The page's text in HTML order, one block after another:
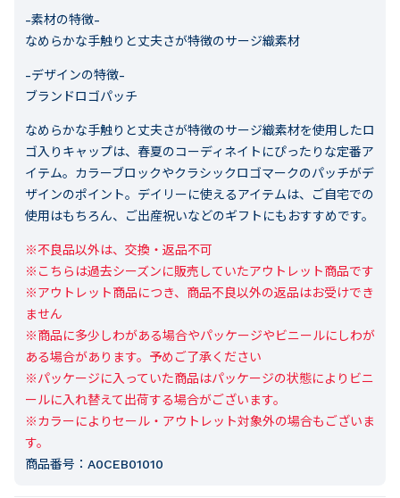
-素材の特徴-
なめらかな手触りと丈夫さが特徴のサージ織素材
-デザインの特徴-
ブランドロゴパッチ
なめらかな手触りと丈夫さが特徴のサージ織素材を使用したロ
ゴ入りキャップは、春夏のコーディネイトにぴったりな定番ア
イテム。カラーブロックやクラシックロゴマークのパッチがデ
ザインのポイント。デイリーに使えるアイテムは、ご自宅での
使用はもちろん、ご出産祝いなどのギフトにもおすすめです。
※不良品以外は、交換・返品不可
※こちらは過去シーズンに販売していたアウトレット商品です
※アウトレット商品につき、商品不良以外の返品はお受けでき
ません
※商品に多少しわがある場合やパッケージやビニールにしわが
ある場合があります。予めご了承ください
※パッケージに入っていた商品はパッケージの状態によりビニ
ールに入れ替えて出荷する場合がございます。
※カラーによりセール・アウトレット対象外の場合もございま
す。
商品番号： A0CEB01010